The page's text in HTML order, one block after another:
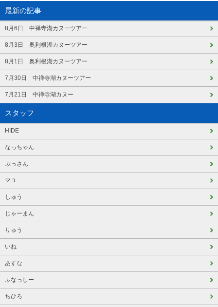
最新の記事
8月6日 中禅寺湖カヌーツアー
8月3日 奥利根湖カヌーツアー
8月1日 奥利根湖カヌーツアー
7月30日 中禅寺湖カヌーツアー
7月21日 中禅寺湖カヌー
スタッフ
HIDE
なっちゃん
ぶっさん
マユ
しゅう
じゃーまん
りゅう
いね
あすな
ふなっしー
ちひろ